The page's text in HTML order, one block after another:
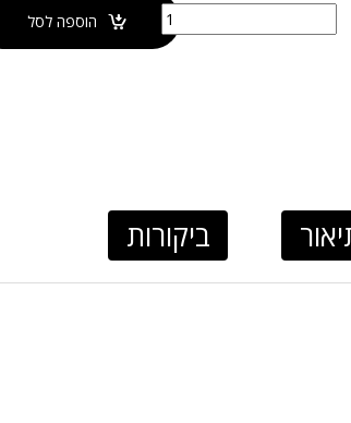
כמות של ראש מקלחת נירוסטה עגול Ø25 ס"מ הוספה לסל
ביקורות